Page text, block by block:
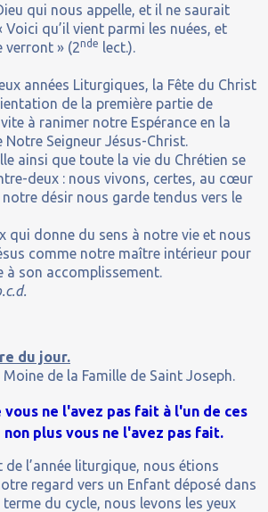
qui nous appelle, et il ne saurait
Voici qu’il vient parmi les nuées, et
verront » (2nde lect.).
années Liturgiques, la Fête du Christ
de la première partie de
à ranimer notre Espérance en la
Notre Seigneur Jésus-Christ.
ainsi que toute la vie du Chrétien se
deux : nous vivons, certes, au cœur
désir nous garde tendus vers le
qui donne du sens à notre vie et nous
comme notre maître intérieur pour
à son accomplissement.
du jour.
de la Famille de Saint Joseph.
vous ne l'avez pas fait à l'un de ces
plus vous ne l'avez pas fait.
l’année liturgique, nous étions
regard vers un Enfant déposé dans
du cycle, nous levons les yeux